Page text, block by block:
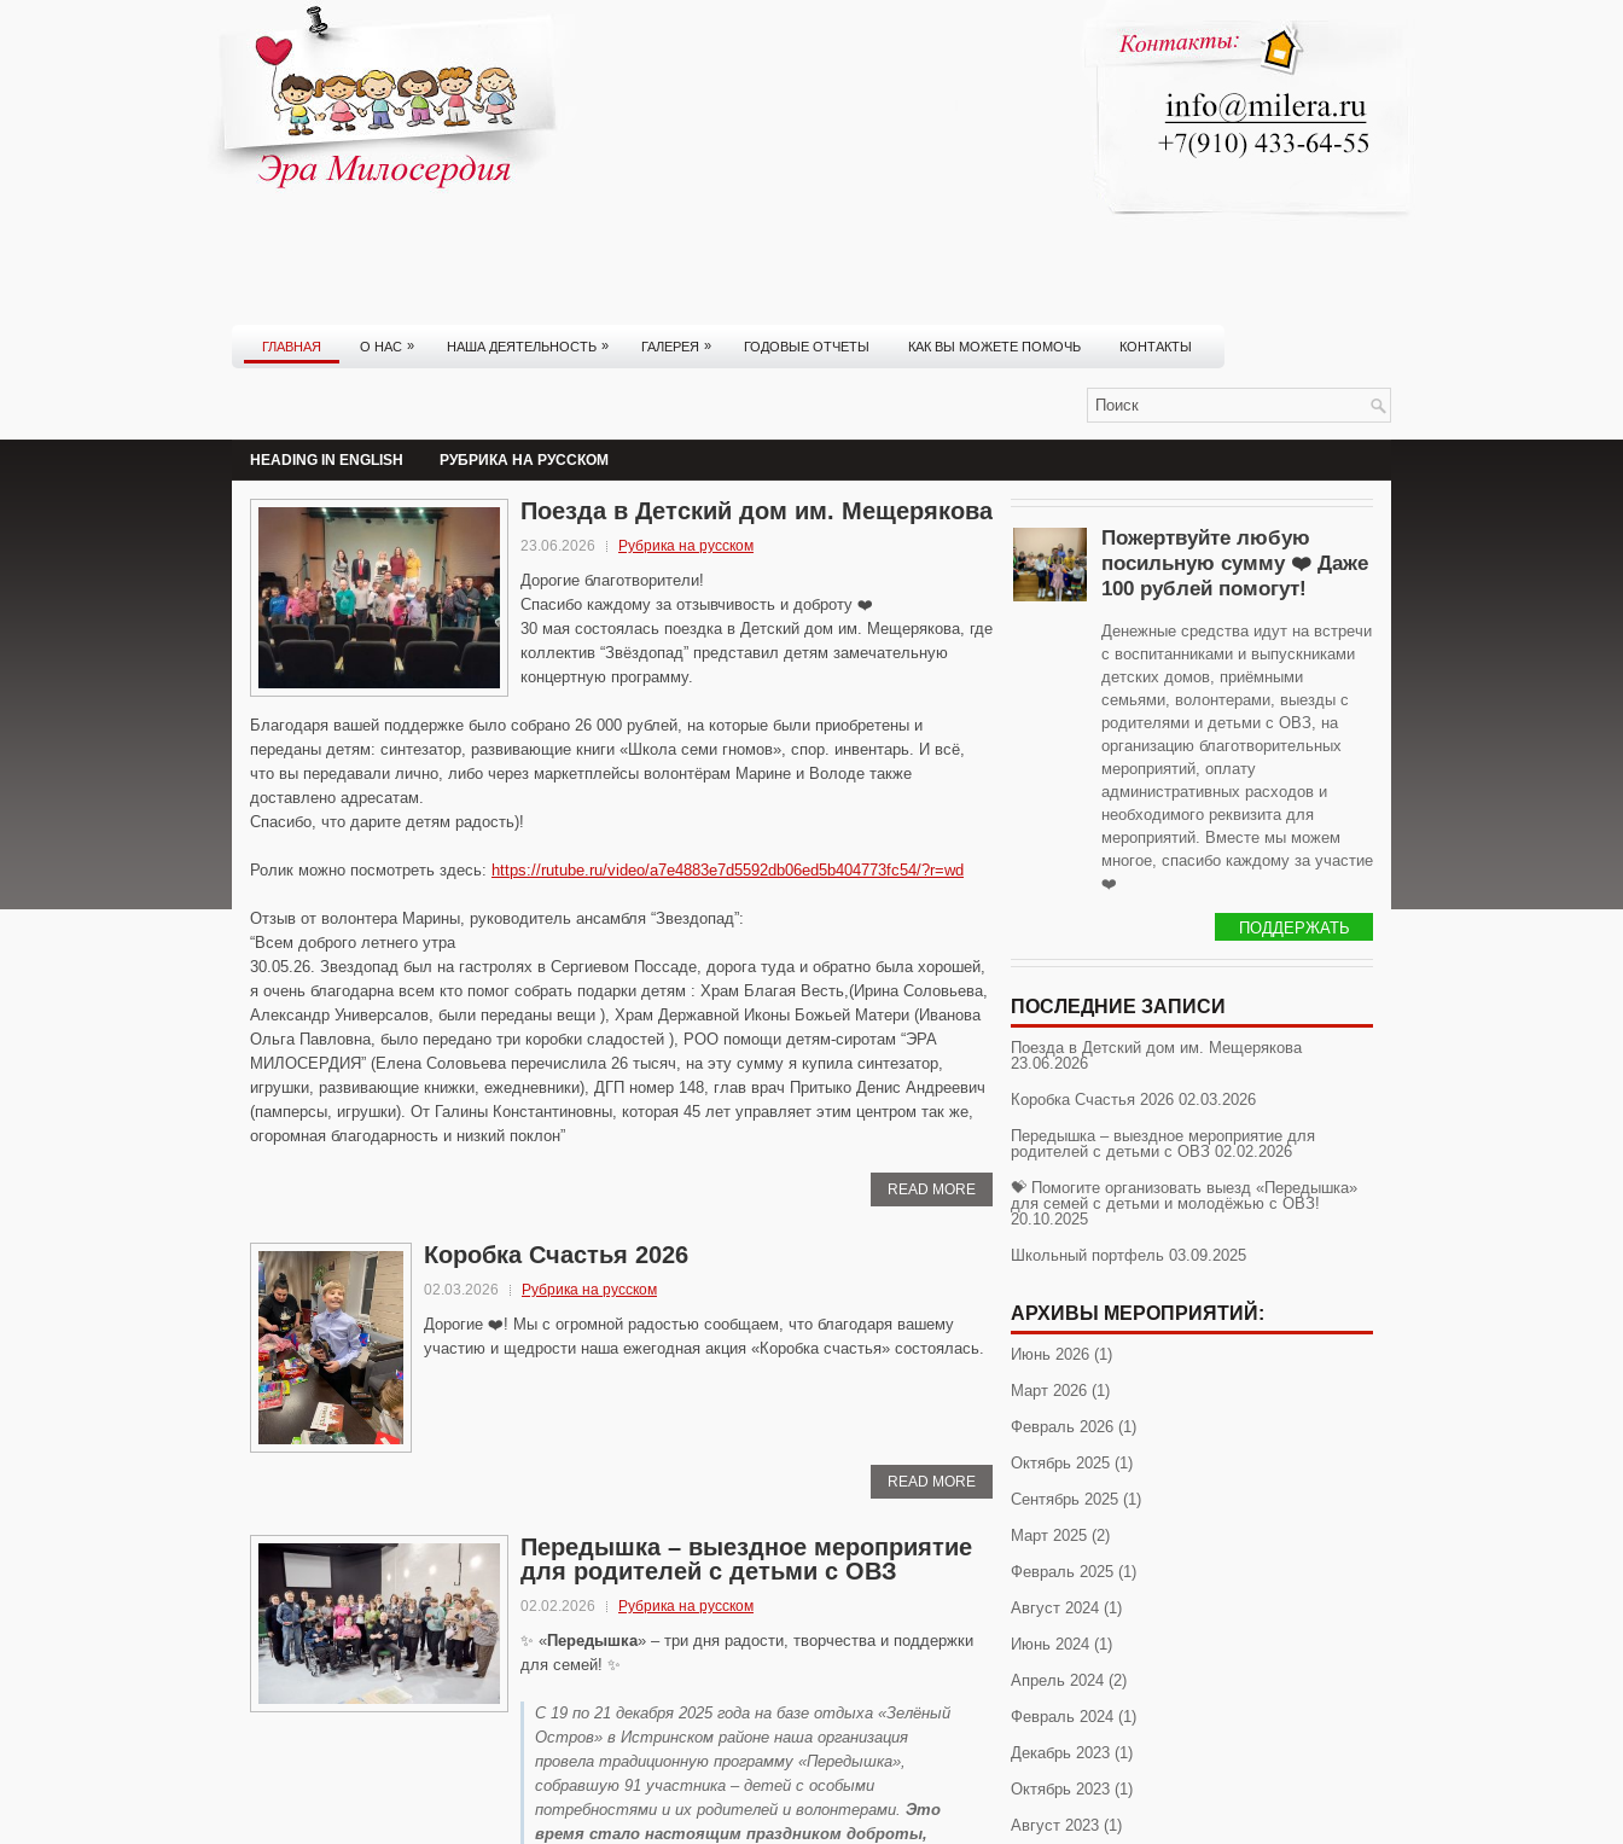
ГЛАВНАЯ О НАС » НАША ДЕЯТЕЛЬНОСТЬ » ГАЛЕРЕЯ » ГОДОВЫЕ ОТЧЕТЫ КАК ВЫ МОЖЕТЕ ПОМОЧЬ КОНТАКТЫ
HEADING IN ENGLISH РУБРИКА НА РУССКОМ
Поезда в Детский дом им. Мещерякова
23.06.2026 Рубрика на русском
Дорогие благотворители!
Спасибо каждому за отзывчивость и доброту ❤️
30 мая состоялась поездка в Детский дом им. Мещерякова, где
коллектив “Звёздопад” представил детям замечательную
концертную программу.
Благодаря вашей поддержке было собрано 26 000 рублей, на которые были приобретены и
переданы детям: синтезатор, развивающие книги «Школа семи гномов», спор. инвентарь. И всё,
что вы передавали лично, либо через маркетплейсы волонтёрам Марине и Володе также
доставлено адресатам.
Спасибо, что дарите детям радость)!
Ролик можно посмотреть здесь: https://rutube.ru/video/a7e4883e7d5592db06ed5b404773fc54/?r=wd
Отзыв от волонтера Марины, руководитель ансамбля “Звездопад”:
“Всем доброго летнего утра
30.05.26. Звездопад был на гастролях в Сергиевом Поссаде, дорога туда и обратно была хорошей,
я очень благодарна всем кто помог собрать подарки детям : Храм Благая Весть,(Ирина Соловьева,
Александр Универсалов, были переданы вещи ), Храм Державной Иконы Божьей Матери (Иванова
Ольга Павловна, было передано три коробки сладостей ), РОО помощи детям-сиротам “ЭРА
МИЛОСЕРДИЯ” (Елена Соловьева перечислила 26 тысяч, на эту сумму я купила синтезатор,
игрушки, развивающие книжки, ежедневники), ДГП номер 148, глав врач Притыко Денис Андреевич
(памперсы, игрушки). От Галины Константиновны, которая 45 лет управляет этим центром так же,
огоромная благодарность и низкий поклон”
READ MORE
Коробка Счастья 2026
02.03.2026 Рубрика на русском
Дорогие ❤️! Мы с огромной радостью сообщаем, что благодаря вашему
участию и щедрости наша ежегодная акция «Коробка счастья» состоялась.
READ MORE
Передышка – выездное мероприятие
для родителей с детьми с ОВЗ
02.02.2026 Рубрика на русском
✨ «Передышка» – три дня радости, творчества и поддержки
для семей! ✨
С 19 по 21 декабря 2025 года на базе отдыха «Зелёный
Остров» в Истринском районе наша организация
провела традиционную программу «Передышка»,
собравшую 91 участника – детей с особыми
потребностями и их родителей и волонтерами. Это
время стало настоящим праздником доброты,
Пожертвуйте любую
посильную сумму ❤️ Даже
100 рублей помогут!
Денежные средства идут на встречи
с воспитанниками и выпускниками
детских домов, приёмными
семьями, волонтерами, выезды с
родителями и детьми с ОВЗ, на
организацию благотворительных
мероприятий, оплату
административных расходов и
необходимого реквизита для
мероприятий. Вместе мы можем
многое, спасибо каждому за участие
❤️
ПОДДЕРЖАТЬ
ПОСЛЕДНИЕ ЗАПИСИ
Поезда в Детский дом им. Мещерякова
23.06.2026
Коробка Счастья 2026 02.03.2026
Передышка – выездное мероприятие для
родителей с детьми с ОВЗ 02.02.2026
💝 Помогите организовать выезд «Передышка»
для семей с детьми и молодёжью с ОВЗ!
20.10.2025
Школьный портфель 03.09.2025
АРХИВЫ МЕРОПРИЯТИЙ:
Июнь 2026 (1)
Март 2026 (1)
Февраль 2026 (1)
Октябрь 2025 (1)
Сентябрь 2025 (1)
Март 2025 (2)
Февраль 2025 (1)
Август 2024 (1)
Июнь 2024 (1)
Апрель 2024 (2)
Февраль 2024 (1)
Декабрь 2023 (1)
Октябрь 2023 (1)
Август 2023 (1)